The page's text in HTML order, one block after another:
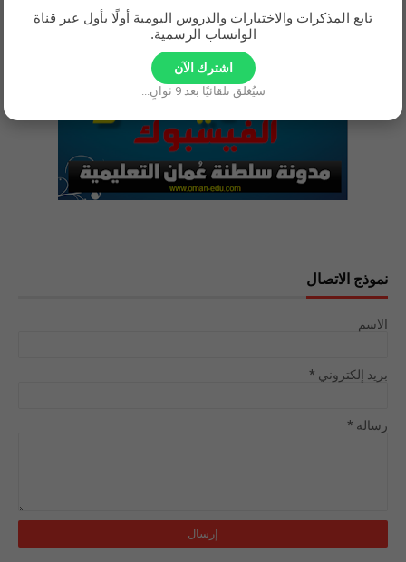
تابع المذكرات والاختبارات والدروس اليومية أولًا بأول عبر قناة
الواتساب الرسمية.
اشترك الآن
سيُغلق تلقائيًا بعد8 ثوانٍ...
نموذج الاتصال
الاسم
بريد إلكتروني *
رسالة *